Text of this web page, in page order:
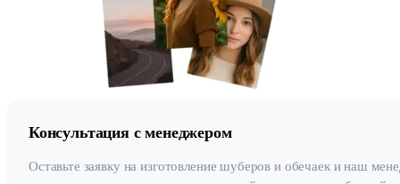
Консультация с менеджером
Оставьте заявку на изготовление шуберов и обечаек и наш